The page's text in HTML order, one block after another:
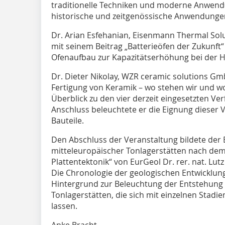
traditionelle Techniken und moderne
historische und zeitgenössische
Dr. Arian Esfehanian, Eisenmann Thermal
mit seinem Beitrag „Batterieöfen der
Ofenaufbau zur Kapazitätserhöhung bei der
Dr. Dieter Nikolay, WZR ceramic solutions
Fertigung von Keramik – wo stehen wir und
Überblick zu den vier derzeit eingesetzten
Anschluss beleuchtete er die Eignung
Bauteile.
Den Abschluss der Veranstaltung bildete der
mitteleuropäischer Tonlagerstätten nach
Plattentektonik“ von EurGeol Dr. rer. nat.
Die Chronologie der geologischen
Hintergrund zur Beleuchtung der Entstehung
Tonlagerstätten, die sich mit einzelnen
lassen.